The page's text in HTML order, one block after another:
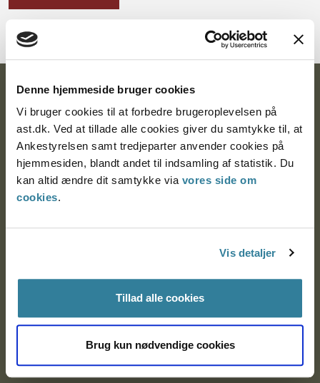
Denne hjemmeside bruger cookies
Vi bruger cookies til at forbedre brugeroplevelsen på
ast.dk. Ved at tillade alle cookies giver du samtykke til, at
Ankestyrelsen samt tredjeparter anvender cookies på
hjemmesiden, blandt andet til indsamling af statistik. Du
kan altid ændre dit samtykke via vores side om
cookies.
Vis detaljer
Tillad alle cookies
Brug kun nødvendige cookies
Ankestyrelsen
Postadresse:
Nytorv 7, 2. sal
9000 Aalborg
Ankestyrelsen Aalborg
EAN: 57 98 000 35 48 21
CVR: 1007 4002